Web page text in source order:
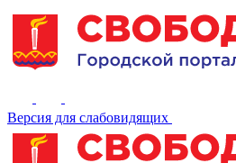
Версия для слабовидящих